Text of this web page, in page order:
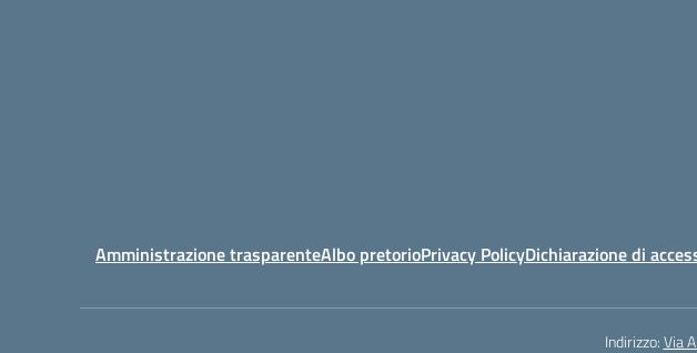
Amministrazione trasparenteAlbo pretorioPrivacy PolicyDichiarazione di
Indirizzo:Via